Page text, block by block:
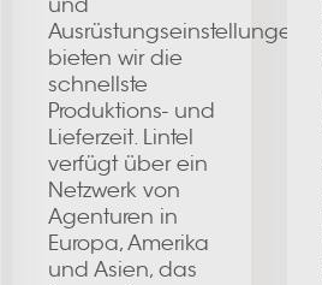
und
Ausrüstungseinstellungen
bieten wir die
schnellste
Produktions- und
Lieferzeit. Lintel
verfügt über ein
Netzwerk von
Agenturen in
Europa, Amerika
und Asien, das